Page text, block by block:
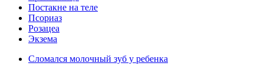
Постакне на теле
Псориаз
Розацеа
Экзема
Сломался молочный зуб у ребенка